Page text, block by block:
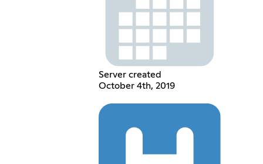
Server created
October 4th, 2019